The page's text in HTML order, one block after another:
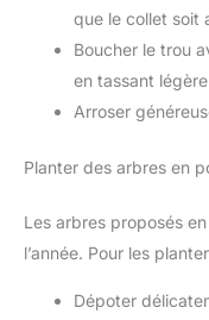
que le collet soit
Boucher le trou
en tassant
Arroser
Planter des arbres en
Les arbres proposés
l’année. Pour les
Dépoter